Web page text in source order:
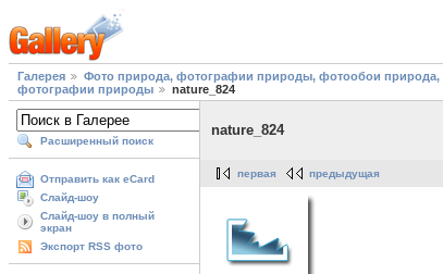
Галерея Фото природа, фотографии природы, фотообои
фотографии природы
nature_824
Расширенный поиск
Отправить как eCard
Слайд-шоу
Слайд-шоу в полный
экран
Экспорт RSS фото
nature_824
первая предыдущая